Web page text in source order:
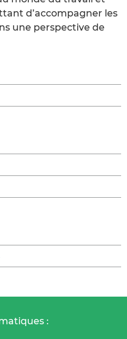
d’accompagner les
une perspective de
: